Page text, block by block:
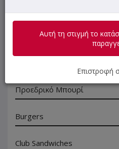
Μπαγκέτες
Προεδρικό Μπουρί
Burgers
Club Sandwiches
Αυτή τη στιγμή το
Επιστροφή